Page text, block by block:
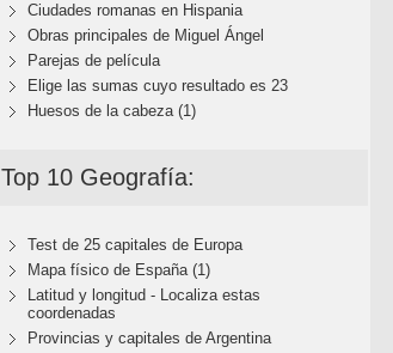
Ciudades romanas en Hispania
Obras principales de Miguel Ángel
Parejas de película
Elige las sumas cuyo resultado es 23
Huesos de la cabeza (1)
Top 10 Geografía:
Test de 25 capitales de Europa
Mapa físico de España (1)
Latitud y longitud - Localiza estas
coordenadas
Provincias y capitales de Argentina